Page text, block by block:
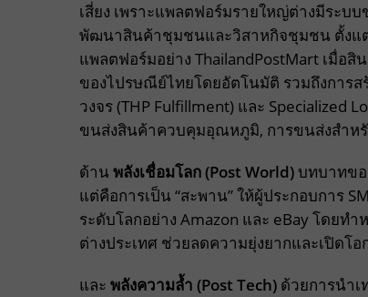
เสี่ยง เพราะแพลตฟอร์มรายใหญ่ต่างมีระ
พัฒนาสินค้าชุมชนและวิสาหกิจชุมชน ตั้งแ
แพลตฟอร์มอย่าง ThailandPostMart เมื่อ
ของไปรษณีย์ไทยโดยอัตโนมัติ รวมถึงการ
วงจร (THP Fulfillment) และ Specialized
ขนส่งสินค้าควบคุมอุณหภูมิ, การขนส่งสำหรั
ด้าน พลังเชื่อมโลก (Post World)บทบาทขอ
แต่คือการเป็น “สะพาน” ให้ผู้ประกอบการ
ระดับโลกอย่าง Amazon และ eBay โดยท
ต่างประเทศ ช่วยลดความยุ่งยากและเปิดโ
และ พลังความล้ำ (Post Tech) ด้วยการนำ